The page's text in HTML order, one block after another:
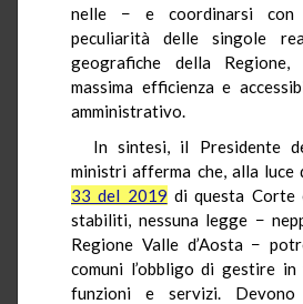
nelle − e coordinarsi
peculiarità delle singole
geografiche della Regione,
massima efficienza e
amministrativo.
In sintesi, il Presidente
ministri afferma che, alla luce
33 del 2019 di questa
stabiliti, nessuna legge −
Regione Valle d’Aosta −
comuni l’obbligo di gestire
funzioni e servizi. Devono